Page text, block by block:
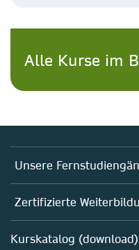
Alle Kurse im
Unsere
Fernstudium Biologie
Fernstudium B. Sc.
Fernstudium M. Sc.
Zertifizierte
AZAV-geförderte
Kurskatalog (download)